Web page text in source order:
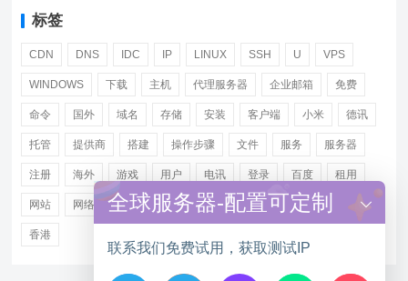
标签
CDN DNS IDC IP LINUX SSH U VPS
WINDOWS 下载 主机 代理服务器 企业邮箱 免费
命令 国外 域名 存储 安装 客户端 小米 德讯
托管 提供商 搭建 操作步骤 文件 服务 服务器
注册 海外 游戏 用户 电讯 登录 百度 租用
网站 网络 腾讯 虚拟主机 证书 配置 阿里
香港
全球服务器-配置可定制
联系我们免费试用，获取测试IP